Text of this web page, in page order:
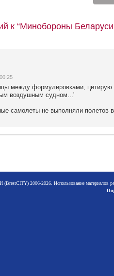
к “Минобороны
между формулировками,
воздушным судном...'
самолеты не выполняли полетов
2006-2026. Использование материалов